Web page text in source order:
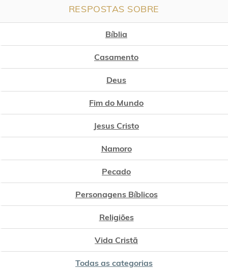
RESPOSTAS SOBRE
Bíblia
Casamento
Deus
Fim do Mundo
Jesus Cristo
Namoro
Pecado
Personagens Bíblicos
Religiões
Vida Cristã
Todas as categorias